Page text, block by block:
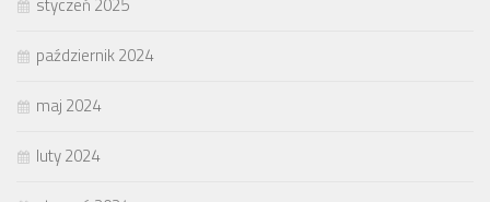
styczeń 2025
październik 2024
maj 2024
luty 2024